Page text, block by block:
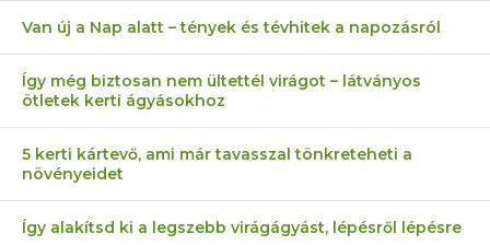
Van új a Nap alatt – tények és tévhitek a napozásról
Így még biztosan nem ültettél virágot – látványos
ötletek kerti ágyásokhoz
5 kerti kártevő, ami már tavasszal tönkreteheti a
növényeidet
Így alakítsd ki a legszebb virágágyást, lépésről lépésre